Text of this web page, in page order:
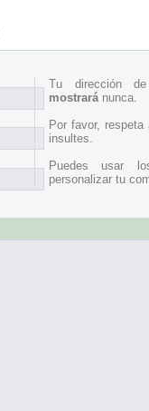
Tu dirección
mostrará nunca.
Por favor,
insultes.
Puedes usar
personalizar tu